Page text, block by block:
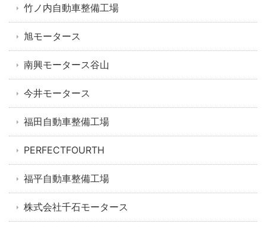
竹ノ内自動車整備工場
旭モータース
南興モータース谷山
今井モータース
福田自動車整備工場
PERFECTFOURTH
福平自動車整備工場
株式会社千石モータース